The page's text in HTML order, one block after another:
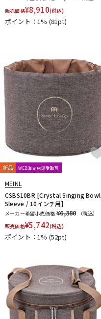
DJ機器
配信/ライブ機器
中古
販売価格¥8,910(税込)
ポイント：1% (81pt)
新品 WEB注文店頭受取可
MEINL
CSBS10BR [Crystal Singing Bowl
Sleeve / 10インチ用]
メーカー希望小売価格 ¥6,380
（税込）
販売価格¥5,742(税込)
ポイント：1% (52pt)